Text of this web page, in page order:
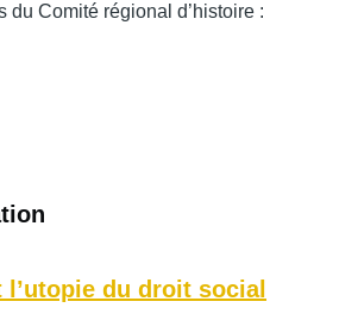
du Comité régional d’histoire :
l’utopie du droit social